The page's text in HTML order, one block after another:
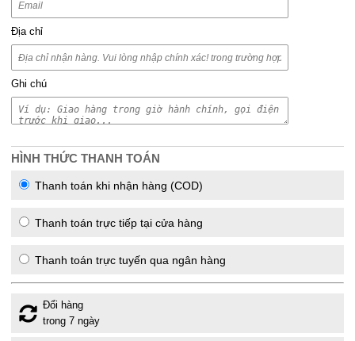
Địa chỉ
Ghi chú
HÌNH THỨC THANH TOÁN
Thanh toán khi nhận hàng (COD)
Thanh toán trực tiếp tại cửa hàng
Thanh toán trực tuyến qua ngân hàng
Đổi hàng
trong 7 ngày